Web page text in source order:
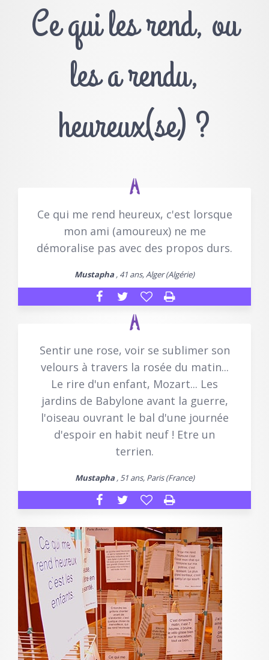
Ce qui les rend, ou
les a rendu,
heureux(se) ?
Ce qui me rend heureux, c'est lorsque
mon ami (amoureux) ne me
démoralise pas avec des propos durs.
Mustapha , 41 ans, Alger (Algérie)
Sentir une rose, voir se sublimer son
velours à travers la rosée du matin...
Le rire d'un enfant, Mozart... Les
jardins de Babylone avant la guerre,
l'oiseau ouvrant le bal d'une journée
d'espoir en habit neuf ! Etre un
terrien.
Mustapha, 51 ans, Paris (France)